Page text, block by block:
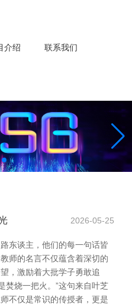
介绍 联系我们
2026-05-25
东谈主，他们的每一句话皆
师的名言不仅蕴含着深切的
，激励着大批学子勇敢追
焚烧一把火。”这句来自叶芝
不仅是常识的传授者，更是